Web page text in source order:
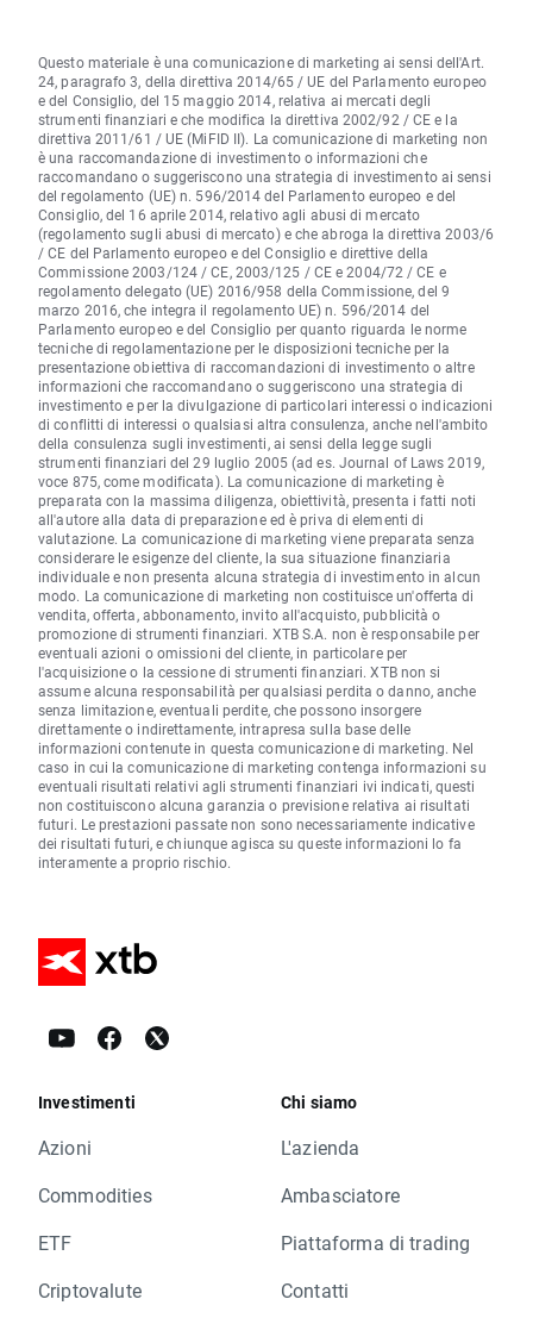
Questo materiale è una comunicazione di marketing ai sensi dell'Art.
24, paragrafo 3, della direttiva 2014/65 / UE del Parlamento europeo
e del Consiglio, del 15 maggio 2014, relativa ai mercati degli
strumenti finanziari e che modifica la direttiva 2002/92 / CE e la
direttiva 2011/61 / UE (MiFID II). La comunicazione di marketing non
è una raccomandazione di investimento o informazioni che
raccomandano o suggeriscono una strategia di investimento ai sensi
del regolamento (UE) n. 596/2014 del Parlamento europeo e del
Consiglio, del 16 aprile 2014, relativo agli abusi di mercato
(regolamento sugli abusi di mercato) e che abroga la direttiva 2003/6
/ CE del Parlamento europeo e del Consiglio e direttive della
Commissione 2003/124 / CE, 2003/125 / CE e 2004/72 / CE e
regolamento delegato (UE) 2016/958 della Commissione, del 9
marzo 2016, che integra il regolamento UE) n. 596/2014 del
Parlamento europeo e del Consiglio per quanto riguarda le norme
tecniche di regolamentazione per le disposizioni tecniche per la
presentazione obiettiva di raccomandazioni di investimento o altre
informazioni che raccomandano o suggeriscono una strategia di
investimento e per la divulgazione di particolari interessi o indicazioni
di conflitti di interessi o qualsiasi altra consulenza, anche nell'ambito
della consulenza sugli investimenti, ai sensi della legge sugli
strumenti finanziari del 29 luglio 2005 (ad es. Journal of Laws 2019,
voce 875, come modificata). La comunicazione di marketing è
preparata con la massima diligenza, obiettività, presenta i fatti noti
all'autore alla data di preparazione ed è priva di elementi di
valutazione. La comunicazione di marketing viene preparata senza
considerare le esigenze del cliente, la sua situazione finanziaria
individuale e non presenta alcuna strategia di investimento in alcun
modo. La comunicazione di marketing non costituisce un'offerta di
vendita, offerta, abbonamento, invito all'acquisto, pubblicità o
promozione di strumenti finanziari. XTB S.A. non è responsabile per
eventuali azioni o omissioni del cliente, in particolare per
l'acquisizione o la cessione di strumenti finanziari. XTB non si
assume alcuna responsabilità per qualsiasi perdita o danno, anche
senza limitazione, eventuali perdite, che possono insorgere
direttamente o indirettamente, intrapresa sulla base delle
informazioni contenute in questa comunicazione di marketing. Nel
caso in cui la comunicazione di marketing contenga informazioni su
eventuali risultati relativi agli strumenti finanziari ivi indicati, questi
non costituiscono alcuna garanzia o previsione relativa ai risultati
futuri. Le prestazioni passate non sono necessariamente indicative
dei risultati futuri, e chiunque agisca su queste informazioni lo fa
interamente a proprio rischio.
Investimenti
Azioni
Commodities
ETF
Criptovalute
Chi siamo
L'azienda
Ambasciatore
Piattaforma di trading
Contatti